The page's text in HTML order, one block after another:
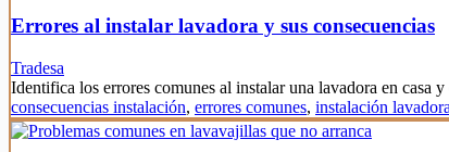
Errores al instalar lavadora y sus consecuencias
Tradesa
Identifica los errores comunes al instalar una lavadora en casa
consecuencias instalación, errores comunes, instalación lavadora